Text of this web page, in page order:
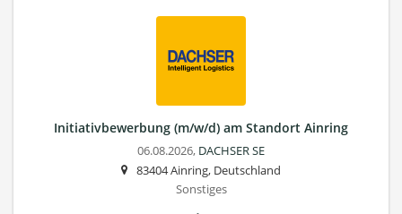
Initiativbewerbung (m/w/d) am Standort Ainring
06.08.2026, DACHSER SE
83404 Ainring, Deutschland
Sonstiges